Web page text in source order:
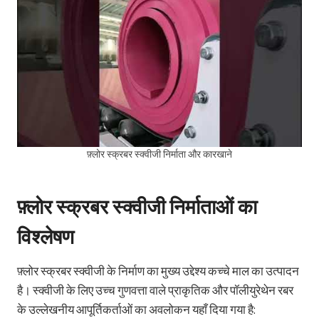
फ़्लोर स्क्रबर स्क्वीजी निर्माता और कारखाने
फ़्लोर स्क्रबर स्क्वीजी निर्माताओं का
विश्लेषण
फ़्लोर स्क्रबर स्क्वीजी के निर्माण का मुख्य उद्देश्य कच्चे माल का उत्पादन
है। स्क्वीजी के लिए उच्च गुणवत्ता वाले प्राकृतिक और पॉलीयुरेथेन रबर
के उल्लेखनीय आपूर्तिकर्ताओं का अवलोकन यहाँ दिया गया है: